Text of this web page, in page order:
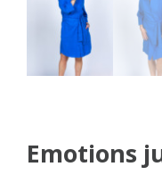
Emotions